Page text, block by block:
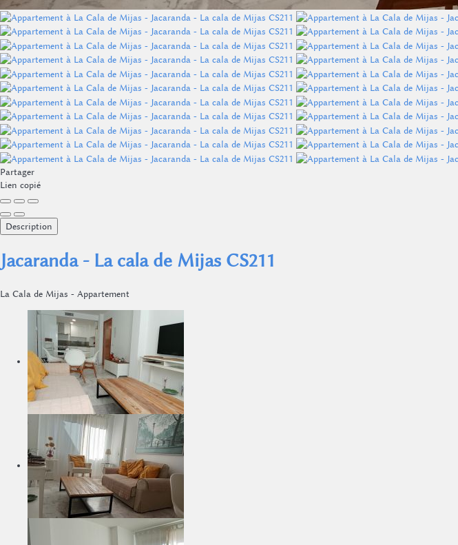
Partager
Lien copié
Description
Jacaranda - La cala de Mijas CS211
La Cala de Mijas - Appartement